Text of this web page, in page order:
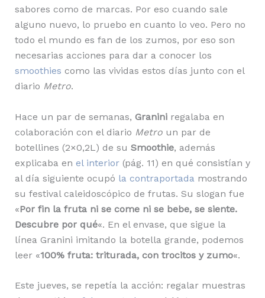
sabores como de marcas. Por eso cuando sale
alguno nuevo, lo pruebo en cuanto lo veo. Pero no
todo el mundo es fan de los zumos, por eso son
necesarias acciones para dar a conocer los
smoothies como las vividas estos días junto con el
diario Metro.
Hace un par de semanas, Graniniregalaba en
colaboración con el diario Metroun par de
botellines (2×0,2L) de su Smoothie, además
explicaba en el interior(pág. 11) en qué consistían y
al día siguiente ocupó la contraportada mostrando
su festival caleidoscópico de frutas. Su slogan fue
«Por fin la fruta ni se come ni se bebe, se siente.
Descubre por qué«. En el envase, que sigue la
línea Granini imitando la botella grande, podemos
leer «100% fruta: triturada, con trocitos y zumo«.
Este jueves, se repetía la acción: regalar muestras